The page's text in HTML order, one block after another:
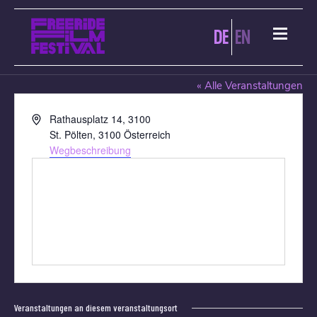
DE EN
CINEMA PARADISO ST. PÖLTEN
« Alle Veranstaltungen
AdresseRathausplatz 14, 3100
St. Pölten, 3100 Österreich
Wegbeschreibung
Veranstaltungen an diesem veranstaltungsort